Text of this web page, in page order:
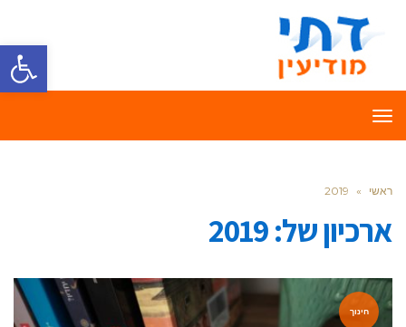
פתח
תפריט
ראשי »
2019
ארכיון של:2019
חינוך